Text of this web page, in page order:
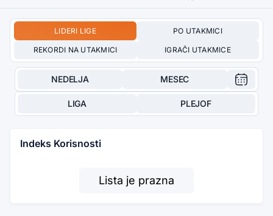
LIDERI LIGE PO UTAKMICI
REKORDI NA UTAKMICI IGRAČI UTAKMICE
NEDELJA MESEC
LIGA PLEJOF
Indeks Korisnosti
Lista je prazna